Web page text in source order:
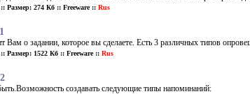
Размер: 274 Кб :: Freeware :: Rus
Вам о задании, которое вы сделаете. Есть 3 различных типов
Размер: 1522 Кб :: Freeware :: Rus
создавать следующие типы напоминаний: